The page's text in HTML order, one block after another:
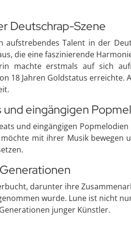
Deutschrap-Szene
Talent in der
die eine faszinierende
machte erstmals auf sich
18 Jahren Goldstatus erreichte.
eingängigen
und eingängigen
mit ihrer Musik bewegen
darunter ihre
wurde. Lune ist nicht
junger Künstler.